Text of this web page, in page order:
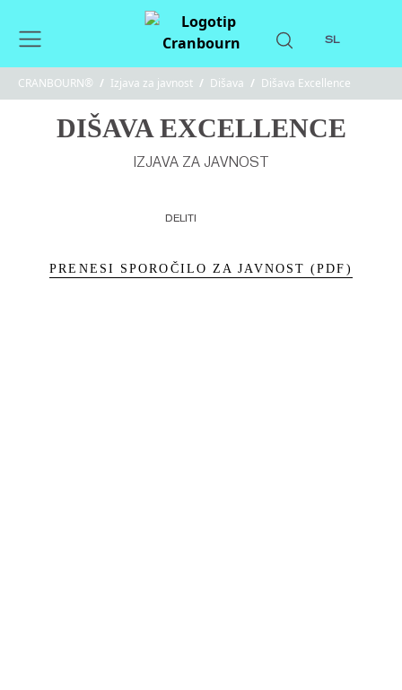
SL
CRANBOURN® / Izjava za javnost / Dišava / Dišava Excellence
DIŠAVA EXCELLENCE
IZJAVA ZA JAVNOST
DELITI
PRENESI SPOROČILO ZA JAVNOST (PDF)